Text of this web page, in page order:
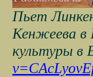
Пьет
Кенжеева в
культуры в